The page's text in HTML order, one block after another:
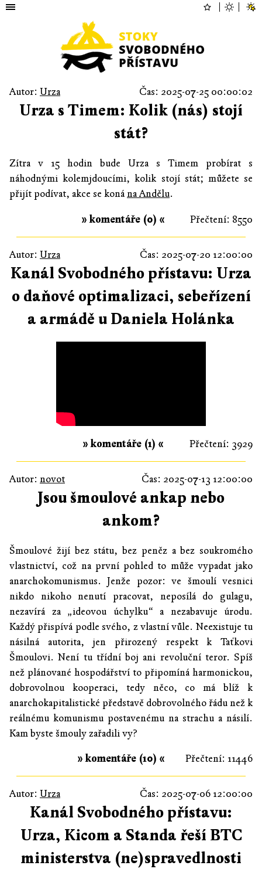
Autor: Urza Čas: 2025-07-25 00:00:02
Urza s Timem: Kolik (nás) stojí
stát?
Zítra v 15 hodin bude Urza s Timem probírat s
náhodnými kolemjdoucími, kolik stojí stát; můžete se
přijít podívat, akce se konána Andělu.
Přečtení: 8550
» komentáře (0) «
Autor: Urza Čas: 2025-07-20 12:00:00
Kanál Svobodného přístavu: Urza
o daňové optimalizaci, sebeřízení
a armádě u Daniela Holánka
Přečtení: 3929
» komentáře (1) «
Autor: novot Čas: 2025-07-13 12:00:00
Jsou šmoulové ankap nebo
ankom?
Šmoulové žijí bez státu, bez peněz a bez soukromého
vlastnictví, což na první pohled to může vypadat jako
anarchokomunismus. Jenže pozor: ve šmoulí vesnici
nikdo nikoho nenutí pracovat, neposílá do gulagu,
nezavírá za „ideovou úchylku“ a nezabavuje úrodu.
Každý přispívá podle svého, z vlastní vůle. Neexistuje tu
násilná autorita, jen přirozený respekt k Taťkovi
Šmoulovi. Není tu třídní boj ani revoluční teror. Spíš
než plánované hospodářství to připomíná harmonickou,
dobrovolnou kooperaci, tedy něco, co má blíž k
anarchokapitalistické představě dobrovolného řádu než k
reálnému komunismu postavenému na strachu a násilí.
Kam byste šmouly zařadili vy?
Přečtení: 11446
» komentáře (10) «
Autor: Urza Čas: 2025-07-06 12:00:00
Kanál Svobodného přístavu:
Urza, Kicom a Standa řeší BTC
ministerstva (ne)spravedlnosti